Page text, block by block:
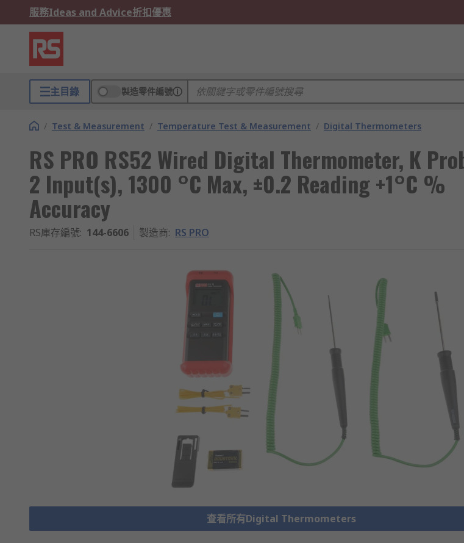
服務Ideas and Advice折扣優惠
主目錄 製造零件編號
/ Test & Measurement / Temperature Test & Measurement / Digital Thermometers
RS PRO RS52 Wired Digital Thermometer, K
2 Input(s), 1300 °C Max, ±0.2 Reading +1°C %
Accuracy
RS庫存編號: 144-6606 製造商: RS PRO
查看所有Digital Thermometers